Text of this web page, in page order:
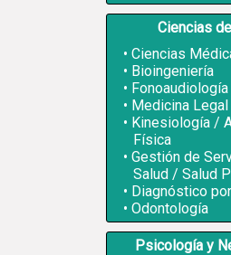
Ciencias
Ciencias
Bioingeniería
Fonoaudiología
Medicina Legal
Kinesiología /
Física
Gestión de
Salud / Salud
Diagnóstico
Odontología
Psicología y